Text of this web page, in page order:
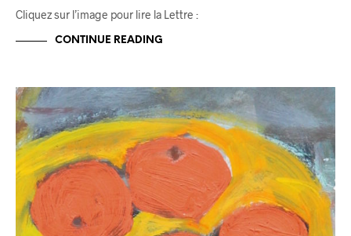
Cliquez sur l’image pour lire la Lettre :
CONTINUE READING